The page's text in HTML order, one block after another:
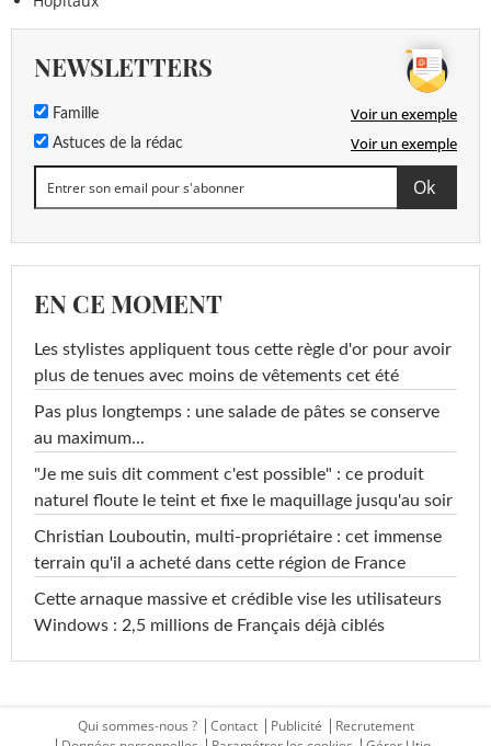
NEWSLETTERS
Famille Voir un exemple
Astuces de la rédac Voir un exemple
EN CE MOMENT
Les stylistes appliquent tous cette règle d'or pour avoir
plus de tenues avec moins de vêtements cet été
Pas plus longtemps : une salade de pâtes se conserve
au maximum...
"Je me suis dit comment c'est possible" : ce produit
naturel floute le teint et fixe le maquillage jusqu'au soir
Christian Louboutin, multi-propriétaire : cet immense
terrain qu'il a acheté dans cette région de France
Cette arnaque massive et crédible vise les utilisateurs
Windows : 2,5 millions de Français déjà ciblés
Qui sommes-nous ? Contact Publicité
Recrutement